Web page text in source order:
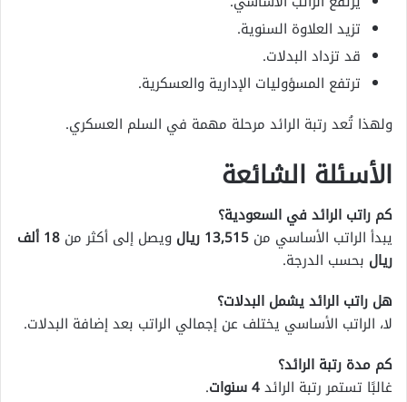
تزيد العلاوة السنوية.
قد تزداد البدلات.
ترتفع المسؤوليات الإدارية والعسكرية.
ولهذا تُعد رتبة الرائد مرحلة مهمة في السلم العسكري.
الأسئلة الشائعة
كم راتب الرائد في السعودية؟
يبدأ الراتب الأساسي من 13,515 ريال ويصل إلى أكثر من
18 ألف
ريال بحسب الدرجة.
هل راتب الرائد يشمل البدلات؟
لا، الراتب الأساسي يختلف عن إجمالي الراتب بعد إضافة البدلات.
كم مدة رتبة الرائد؟
غالبًا تستمر رتبة الرائد4 سنوات
.